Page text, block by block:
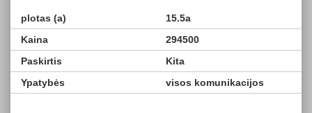
plotas (a)
15.5a
Kaina
294500
Paskirtis
Kita
Ypatybės
visos komunikacijos